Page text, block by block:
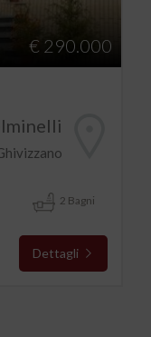
€ 290.000
2 Bagni
Dettagli